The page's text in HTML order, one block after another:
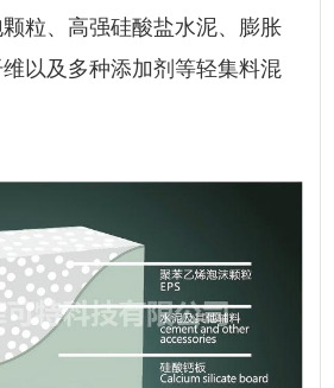
粒、高强硅酸盐水泥、膨胀
以及多种添加剂等轻集料混